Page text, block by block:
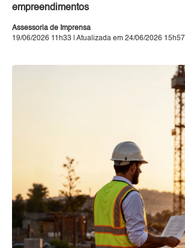
empreendimentos
Assessoria de Imprensa
19/06/2026 11h33 | Atualizada em 24/06/2026 15h57